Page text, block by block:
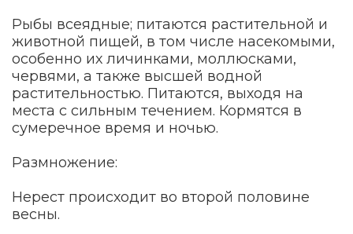
Рыбы всеядные; питаются растительной и
животной пищей, в том числе насекомыми,
особенно их личинками, моллюсками,
червями, а также высшей водной
растительностью. Питаются, выходя на
места с сильным течением. Кормятся в
сумеречное время и ночью.
Размножение:
Нерест происходит во второй половине
весны.